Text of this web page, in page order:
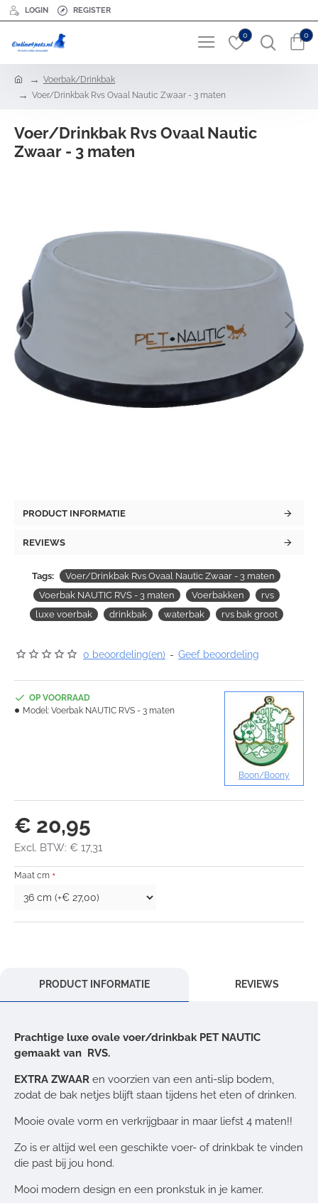
LOGIN REGISTER
0 0
Voerbak/Drinkbak
Voer/Drinkbak Rvs Ovaal Nautic Zwaar - 3 maten
Voer/Drinkbak Rvs Ovaal Nautic
Zwaar - 3 maten
PRODUCT INFORMATIE
REVIEWS
Tags:
Voer/Drinkbak Rvs Ovaal Nautic Zwaar - 3 maten
Voerbak NAUTIC RVS - 3 maten
Voerbakken
rvs
luxe voerbak
drinkbak waterbak rvs bak groot
0 beoordeling(en) - Geef beoordeling
€ 20,95
Excl. BTW: € 17,31
OP VOORRAAD
Model: Voerbak NAUTIC RVS - 3 maten
Boon/Boony
Maat cm
PRODUCT INFORMATIE REVIEWS
Prachtige luxe ovale voer/drinkbak PET NAUTIC
gemaakt van RVS.
EXTRA ZWAAR en voorzien van een anti-slip bodem,
zodat de bak netjes blijft staan tijdens het eten of drinken.
Mooie ovale vorm en verkrijgbaar in maar liefst 4 maten!!
Zo is er altijd wel een geschikte voer- of drinkbak te vinden
die past bij jou hond.
Mooi modern design en een pronkstuk in je kamer.